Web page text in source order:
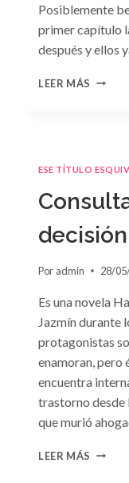
Posiblemente
primer capítulo
después y ellos
LEER MÁS
ESE TÍTULO
Por admin 28/
Es una novela
Jazmín durante
protagonistas
enamoran, pero
encuentra
trastorno desde
que murió
LEER MÁS